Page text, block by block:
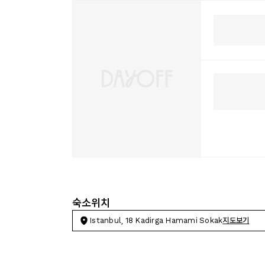
숙소위치
Istanbul, 18 Kadirga Hamami Sokak지도보기